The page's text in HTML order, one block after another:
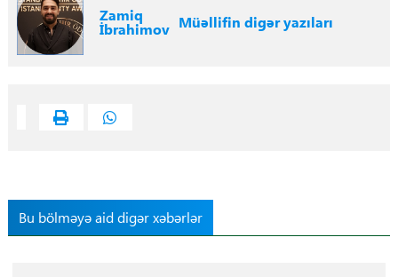
Zamiq
İbrahimov Müəllifin digər yazıları
Bu bölməyə aid digər xəbərlər